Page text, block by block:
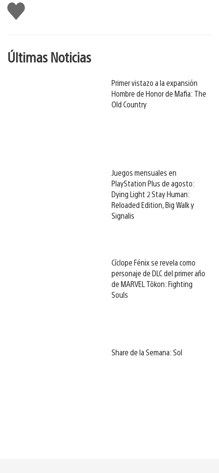
Me
gusta
Últimas Noticias
Primer vistazo a la expansión
Hombre de Honor de Mafia: The
Old Country
Juegos mensuales en
PlayStation Plus de agosto:
Dying Light 2 Stay Human:
Reloaded Edition, Big Walk y
Signalis
Cíclope Fénix se revela como
personaje de DLC del primer año
de MARVEL Tōkon: Fighting
Souls
Share de la Semana: Sol